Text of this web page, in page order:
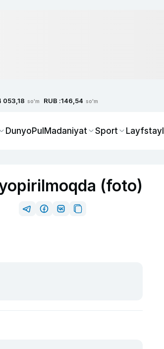
053,18 so'm RUB :146,54 so'm
DunyoPulMadaniyat Sport Layfstayl
(foto)